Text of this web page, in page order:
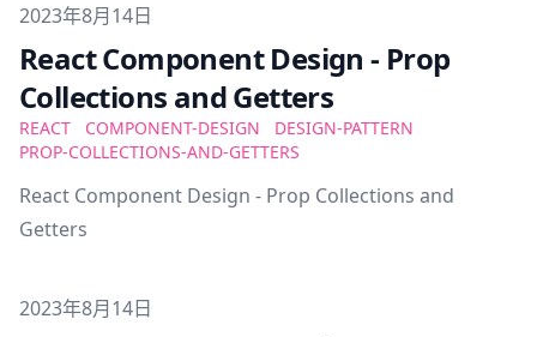
Published on
2023年8月14日
React Component Design - Prop
Collections and Getters
REACT COMPONENT-DESIGN
DESIGN-PATTERN
PROP-COLLECTIONS-AND-GETTERS
React Component Design - Prop Collections and
Getters
Published on
2023年8月14日